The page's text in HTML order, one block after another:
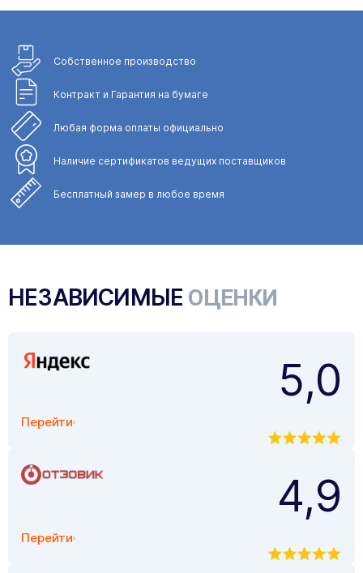
Собственное производство
Контракт и Гарантия на бумаге
Любая форма оплаты официально
Наличие сертификатов ведущих поставщиков
Бесплатный замер в любое время
НЕЗАВИСИМЫЕ ОЦЕНКИ
Перейти
5,0
Перейти
4,9